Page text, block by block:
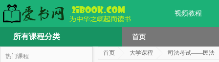
视频教程
所有课程分类 首页
热门课程 首页 大学课程 司法考试——民法